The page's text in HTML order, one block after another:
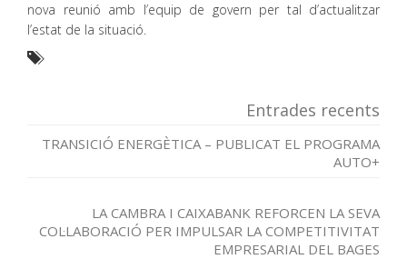
nova reunió amb l’equip de govern per tal d’actualitzar
l’estat de la situació.
Entrades recents
TRANSICIÓ ENERGÈTICA – PUBLICAT EL PROGRAMA
AUTO+
LA CAMBRA I CAIXABANK REFORCEN LA SEVA
COL·LABORACIÓ PER IMPULSAR LA COMPETITIVITAT
EMPRESARIAL DEL BAGES